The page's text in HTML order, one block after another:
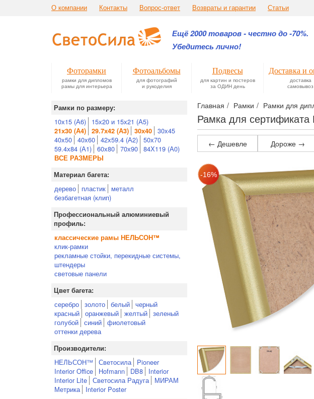
О компании Контакты Вопрос-ответ Возвраты и гарантии Статьи
Ещё 2000 товаров - честно до -70%.
Убедитесь лично!
Фоторамки
рамки для дипломов
рамы для интерьера
Фотоальбомы
для фотографий
и рукоделия
Подвесы
для картин и постеров
за ОДИН день
Доставка и
доставка
самовывоз
Главная Рамки Рамки для
Рамка для
Рамки по размеру:
10х15 (А6) 15х20 и 15х21 (А5)
21х30 (А4) 29.7х42 (А3) 30х40
30х45
40х50 40х60 42х59.4 (А2) 50х70
59.4х84 (А1) 60х80 70х90 84Х119 (А0)
ВСЕ РАЗМЕРЫ
Материал багета:
дерево пластик
металл
безбагетная (клип)
Профессиональный алюминиевый
профиль:
классические рамы НЕЛЬСОН™
клик-рамки
рекламные стойки, перекидные системы,
штендеры
световые панели
Цвет багета:
серебро золото белый черный
красный оранжевый желтый зеленый
голубой синий фиолетовый
оттенки дерева
Производители:
НЕЛЬСОН™ Светосила
Pioneer
Interior Office
Hofmann DB8
Interior
Interior Lite Светосила Радуга
МИРАМ
Метрика
Interior Poster
← Дешевле Дороже →